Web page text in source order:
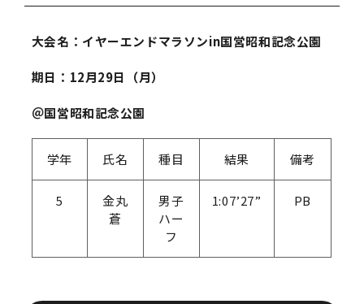
大会名：イヤーエンドマラソンin国営昭和記念公園
期日：12月29日（月）
＠国営昭和記念公園
学年 氏名 種目 結果 備考
5
金丸
蒼
男子
ハー
フ
1:07’27” PB